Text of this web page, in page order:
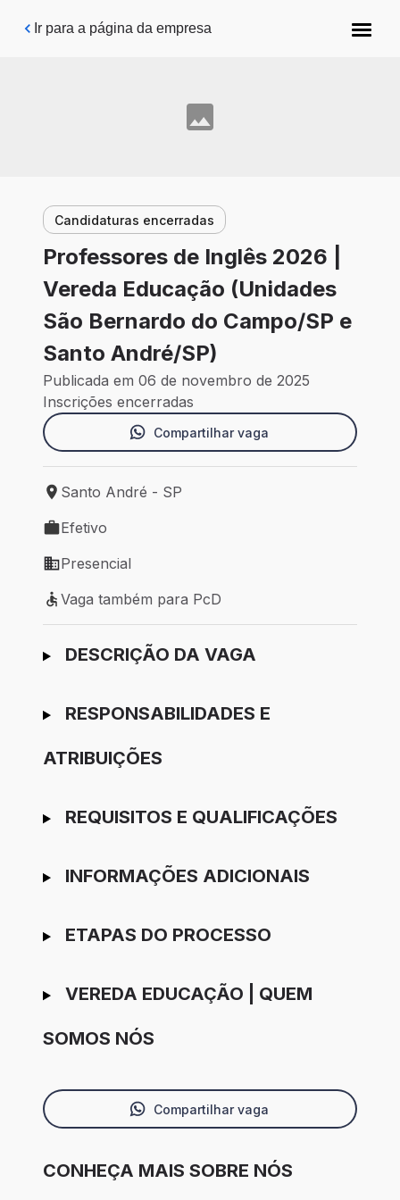
Pular para o conteúdo principal
Ir para a página da empresa
Candidaturas encerradas
Professores de Inglês 2026 |
Vereda Educação (Unidades
São Bernardo do Campo/SP e
Santo André/SP)
Publicada em 06 de novembro de 2025
Inscrições encerradas
Compartilhar vaga
Local de trabalho: Santo André - SP
Santo André - SP
Tipo de vaga: Efetivo
Efetivo
Modelo de trabalho: Presencial
Presencial
Vaga também para PcD
Vaga também para PcD
Ir para candidatura
DESCRIÇÃO DA VAGA
RESPONSABILIDADES E
ATRIBUIÇÕES
REQUISITOS E QUALIFICAÇÕES
INFORMAÇÕES ADICIONAIS
ETAPAS DO PROCESSO
VEREDA EDUCAÇÃO | QUEM
SOMOS NÓS
Compartilhar vaga
CONHEÇA MAIS SOBRE NÓS